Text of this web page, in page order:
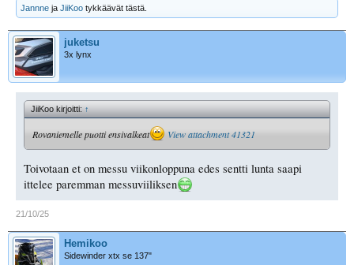
Jannne ja JiiKoo tykkäävät tästä.
juketsu
3x lynx
JiiKoo kirjoitti:↑
Rovaniemelle puotti ensivalkeat View attachment 41321
Toivotaan et on messu viikonloppuna edes sentti lunta saapi
ittelee paremman messuviiliksen
21/10/25
Hemikoo
Sidewinder xtx se 137"